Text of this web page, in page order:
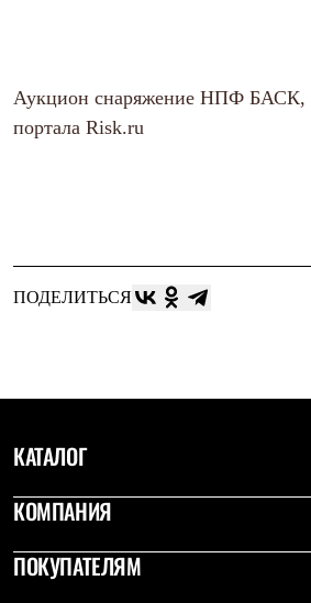
Аукцион снаряжение НПФ БАСК,
портала Risk.ru
ПОДЕЛИТЬСЯ
КАТАЛОГ
КОМПАНИЯ
ПОКУПАТЕЛЯМ